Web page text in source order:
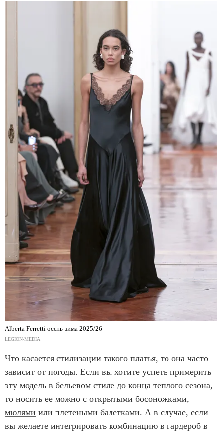
Alberta Ferretti осень-зима 2025/26
LEGION-MEDIA
Что касается стилизации такого платья, то она часто
зависит от погоды. Если вы хотите успеть примерить
эту модель в бельевом стиле до конца теплого сезона,
то носить ее можно с открытыми босоножками,
мюлями или плетеными балетками. А в случае, если
вы желаете интегрировать комбинацию в гардероб в